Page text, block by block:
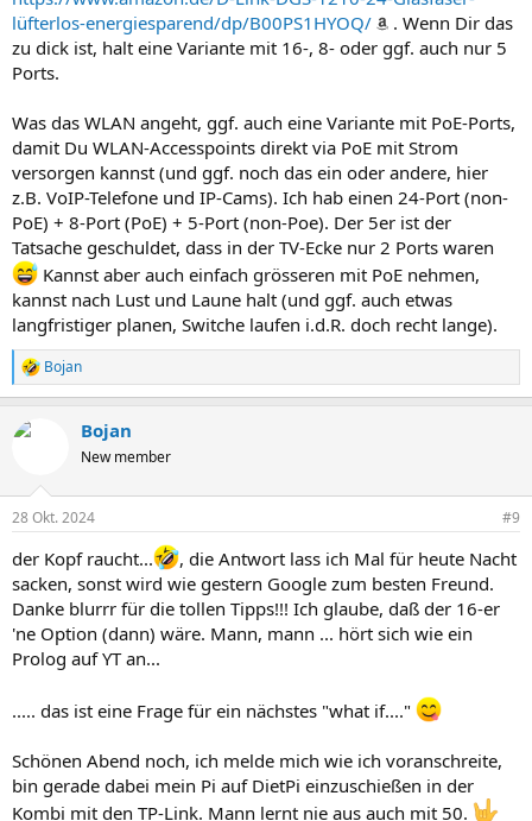
lüfterlos-energiesparend/dp/B00PS1HYOQ/
. Wenn Dir das
zu dick ist, halt eine Variante mit 16-, 8- oder ggf. auch nur 5
Ports.
Was das WLAN angeht, ggf. auch eine Variante mit PoE-Ports,
damit Du WLAN-Accesspoints direkt via PoE mit Strom
versorgen kannst (und ggf. noch das ein oder andere, hier
z.B. VoIP-Telefone und IP-Cams). Ich hab einen 24-Port (non-
PoE) + 8-Port (PoE) + 5-Port (non-Poe). Der 5er ist der
Tatsache geschuldet, dass in der TV-Ecke nur 2 Ports waren
Kannst aber auch einfach grösseren mit PoE nehmen,
kannst nach Lust und Laune halt (und ggf. auch etwas
langfristiger planen, Switche laufen i.d.R. doch recht lange).
R
e
k
e
:
Bojan
Bojan
New member
28 Okt. 2024 #9
der Kopf raucht...
, die Antwort lass ich Mal für heute Nacht
sacken, sonst wird wie gestern Google zum besten Freund.
Danke blurrr für die tollen Tipps!!! Ich glaube, daß der 16-er
'ne Option (dann) wäre. Mann, mann ... hört sich wie ein
Prolog auf YT an...
..... das ist eine Frage für ein nächstes "what if...."
Schönen Abend noch, ich melde mich wie ich voranschreite,
bin gerade dabei mein Pi auf DietPi einzuschießen in der
Kombi mit den TP-Link. Mann lernt nie aus auch mit 50.